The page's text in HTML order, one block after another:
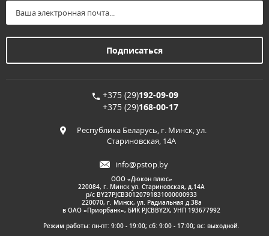
+375 (29)192-09-09
+375 (29)168-00-17
Республика Беларусь, г. Минск, ул.
Стариновская, 14А
info@pstop.by
ООО «Дюкон плюс»
220084, г. Минск ул. Стариновская, д.14А
р/с BY27PJCB30120791831000000933
220070, г. Минск, ул. Радиальная д.38а
в ОАО «Приорбанк», БИК PJCBBY2X, УНП 193677992
Режим работы: пн-пт: 9:00 - 19:00; сб: 9:00 - 17:00; вс: выходной.